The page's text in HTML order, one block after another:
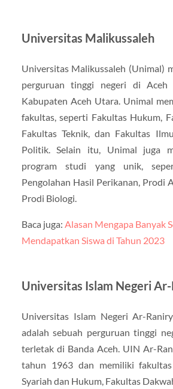
Universitas Malikussaleh
Universitas Malikussaleh (Unimal)
perguruan tinggi negeri di
Kabupaten Aceh Utara. Unimal
fakultas, seperti Fakultas Hukum,
Fakultas Teknik, dan Fakultas
Politik. Selain itu, Unimal juga
program studi yang unik,
Pengolahan Hasil Perikanan, Prodi
Prodi Biologi.
Baca juga: Alasan Mengapa Banyak
Mendapatkan Siswa di Tahun 2023
Universitas Islam Negeri
Universitas Islam Negeri Ar-
adalah sebuah perguruan tinggi
terletak di Banda Aceh. UIN Ar-
tahun 1963 dan memiliki
Syariah dan Hukum, Fakultas